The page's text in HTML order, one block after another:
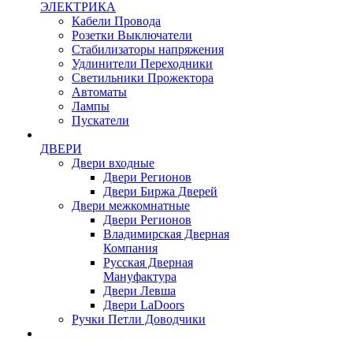
ЭЛЕКТРИКА
Кабели Провода
Розетки Выключатели
Стабилизаторы напряжения
Удлинители Переходники
Светильники Прожектора
Автоматы
Лампы
Пускатели
ДВЕРИ
Двери входные
Двери Регионов
Двери Биржа Дверей
Двери межкомнатные
Двери Регионов
Владимирская Дверная
Компания
Русская Дверная
Мануфактура
Двери Левша
Двери LaDoors
Ручки Петли Доводчики